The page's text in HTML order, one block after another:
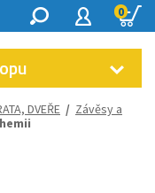
0
DVEŘE / Závěsy a